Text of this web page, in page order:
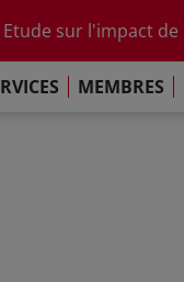
Rapport annuel 2026
L'Engagement de
Rapport sur les
MEMBRES